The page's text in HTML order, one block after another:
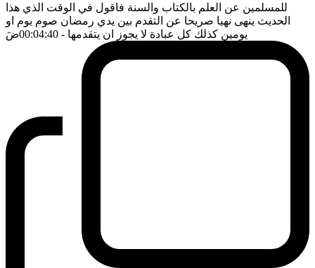
للمسلمين عن العلم بالكتاب والسنة فاقول في الوقت الذي هذا
الحديث ينهى نهيا صريحا عن التقدم بين يدي رمضان صوم يوم او
يومين كذلك كل عبادة لا يجوز ان يتقدمها - 00:04:40 ضَ